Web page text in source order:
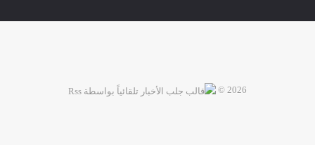
2026 ©